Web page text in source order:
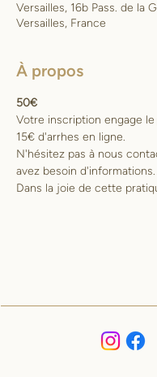
Versailles, 16b Pass. de la
Versailles, France
À propos
50€
Votre inscription engage
15€ d'arrhes en ligne.
N'hésitez pas à nous
avez besoin d'informations.
Dans la joie de cette